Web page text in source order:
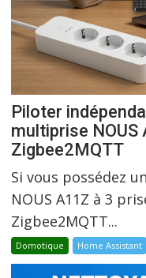
Piloter
multiprise NOUS
Zigbee2MQTT
Si vous possédez
NOUS A11Z à 3
Zigbee2MQTT...
Domotique Home Assistant